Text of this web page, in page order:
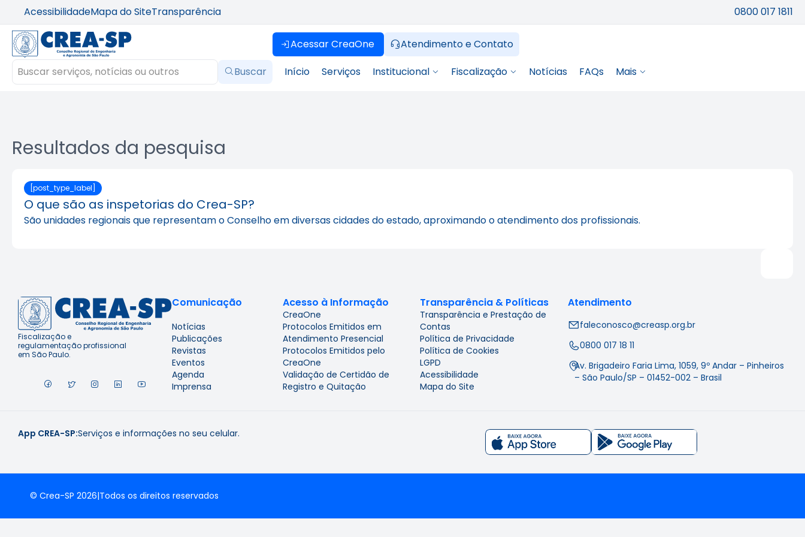
AcessibilidadeMapa do SiteTransparência 0800 017 1811
Acessar CreaOne
Atendimento e Contato
Buscar
Início Serviços Institucional Fiscalização Notícias FAQs Mais
Resultados da pesquisa
[post_type_label]
O que são as inspetorias do Crea-SP?
São unidades regionais que representam o Conselho em diversas cidades do estado, aproximando o atendimento dos profissionais.
Fiscalização e
regulamentação profissional
em São Paulo.
Comunicação
Notícias
Publicações
Revistas
Eventos
Agenda
Imprensa
Acesso à Informação
CreaOne
Protocolos Emitidos em
Atendimento Presencial
Protocolos Emitidos pelo
CreaOne
Validação de Certidão de
Registro e Quitação
Transparência & Políticas
Transparência e Prestação de
Contas
Política de Privacidade
Política de Cookies
LGPD
Acessibilidade
Mapa do Site
Atendimento
faleconosco@creasp.org.br
0800 017 18 11
Av. Brigadeiro Faria Lima, 1059, 9º Andar – Pinheiros
– São Paulo/SP – 01452-002 – Brasil
App CREA-SP:Serviços e informações no seu celular.
© Crea-SP 2026|Todos os direitos reservados